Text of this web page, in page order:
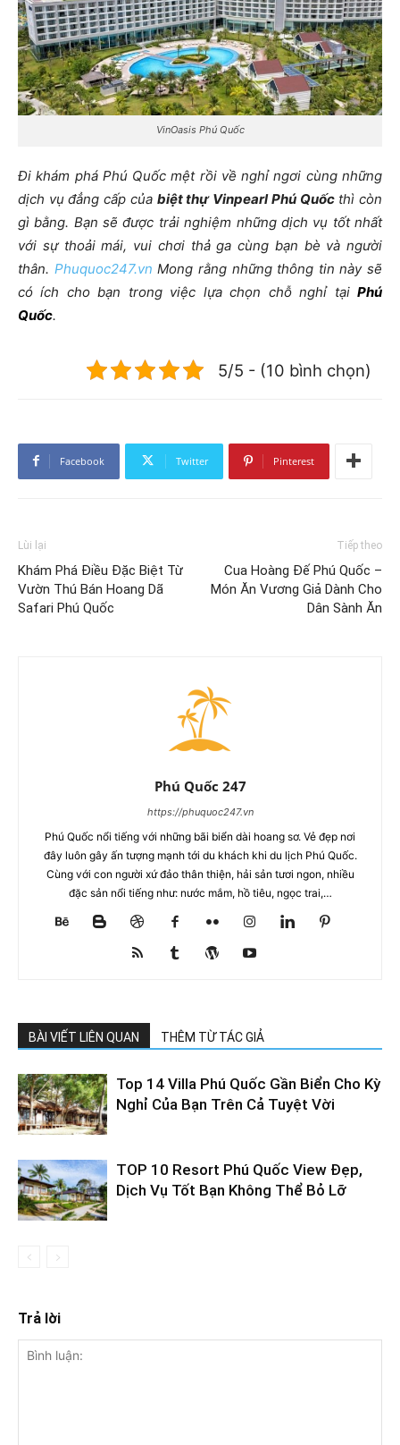
VinOasis Phú Quốc
Đi khám phá Phú Quốc mệt rồi về nghỉ ngơi cùng những
dịch vụ đẳng cấp của biệt thự Vinpearl Phú Quốcthì còn
gì bằng. Bạn sẽ được trải nghiệm những dịch vụ tốt nhất
với sự thoải mái, vui chơi thả ga cùng bạn bè và người
thân. Phuquoc247.vn Mong rằng những thông tin này sẽ
có ích cho bạn trong việc lựa chọn chỗ nghỉ tại Phú
Quốc.
5/5 - (10 bình chọn)
Facebook Twitter Pinterest
Lùi lại
Khám Phá Điều Đặc Biệt Từ
Vườn Thú Bán Hoang Dã
Safari Phú Quốc
Tiếp theo
Cua Hoàng Đế Phú Quốc –
Món Ăn Vương Giả Dành Cho
Dân Sành Ăn
Phú Quốc 247
https://phuquoc247.vn
Phú Quốc nổi tiếng với những bãi biển dài hoang sơ. Vẻ đẹp nơi
đây luôn gây ấn tượng mạnh tới du khách khi du lịch Phú Quốc.
Cùng với con người xứ đảo thân thiện, hải sản tươi ngon, nhiều
đặc sản nổi tiếng như: nước mắm, hồ tiêu, ngọc trai,…
BÀI VIẾT LIÊN QUAN THÊM TỪ TÁC GIẢ
Top 14 Villa Phú Quốc Gần Biển Cho Kỳ
Nghỉ Của Bạn Trên Cả Tuyệt Vời
TOP 10 Resort Phú Quốc View Đẹp,
Dịch Vụ Tốt Bạn Không Thể Bỏ Lỡ
Trả lời